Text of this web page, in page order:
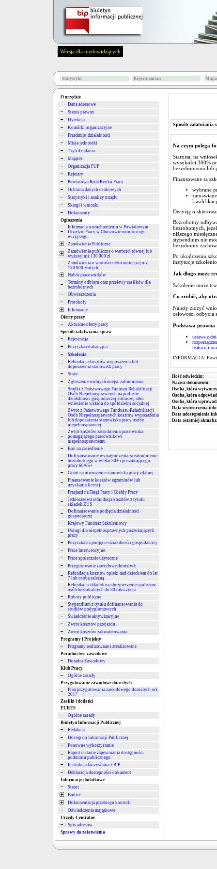
Wersja dla niedowidzących
Statystyki Rejestr zmian
O urzędzie
Dane adresowe
Status prawny
Dyrekcja
Komórki organizacyjne
Przedmiot działalności
Misja jednostki
Tryb działania
Majątek
Organizacja PUP
Rejestry
Powiatowa Rada Rynku Pracy
Ochrona danych osobowych
Statystyki i analizy urzędu
Skargi i wnioski
Dokumenty
Ogłoszenia
Informacja o uruchomieniu w Powiatowym
Urzędzie Pracy w Chorzowie monitoringu
wizyjnego.
Zamówienia Publiczne
Zamówienia publiczne o wartości równej lub
wyższej niż 130 000 zł
Zamówienia o wartości netto mniejszej niż
130.000 złotych
Nabór pracowników
Terminy odbioru oraz przelewy zasiłków dla
bezrobotnych
Obwieszczenia
Protokoły
Informacje
Oferty pracy
Aktualne oferty pracy
Sposób załatwiania spraw
Rejestracja
Pożyczka edukacyjna
Szkolenia
Refundacja kosztów wyposażenia lub
doposażenia stanowisk pracy
Staże
Zgłoszenie wolnych miejsc zatrudnienia
Środki z Państwowego Funuszu Rehabilitacji
Osób Niepełnosprawnych na podjęcie
działalnosci gospodarczej, rolniczej albo
wniesienie wkładu do spółdzielni socjalnej
Zwrot z Państwowego Funduszu Rehabilitacji
Osób Niepełnosprawnych kosztów wyposażenia
lub doposażenia stanowiska pracy osoby
niepełnosprawnej
Zwrot kosztów zatrudnienia pracownika
pomagającego pracownikowi
niepełnosprawnemu
Bon na zasiedlenie
Dofinansowanie wynagrodzenia za zatrudnienie
bezrobotnego w wieku 50+ i poszukującego
pracy 60/65+
Grant na utworzenie stanowiska pracy zdalnej
Finansowanie kosztów egzaminów lub
uzyskania licencji
Przejazd na Targi Pracy i Giełdy Pracy
Jednorazowa refundacja kosztów z tytułu
składek ZUS
Dofinansowanie podjęcia działalności
gospodarczej
Krajowy Fundusz Szkoleniowy
Usługi dla niepełnosprawnych poszukujących
pracy
Pożyczka na podjęcie działalności gospodarczej
Prace Interwencyjne
Prace społecznie użyteczne
Przygotowanie zawodowe dorosłych
Refundacja kosztów opieki nad dzieckiem do lat
7 lub osobą zależną
Refundacja składek na ubezpieczenie społeczne
osób bezrobotnych do 30 roku życia
Roboty publiczne
Stypendium z tytułu dofinansowania do
studiów podyplomowych
Świadczenie aktywizacyjne
Zwrot kosztów przejazdu
Zwrot kosztów zakwaterowania
Programy i Projekty
Programy realizowane i zrealizowane
Poradnictwo zawodowe
Doradca Zawodowy
Klub Pracy
Ogólne zasady
Przygotowanie zawodowe dorosłych
Plan przygotowania zawodowego dorosłych rok
2017
Zasiłki i dodatki
EURES
Ogólne zasady
Biuletyn Informacji Publicznej
Redakcja
Dostęp do Informacji Publicznej
Ponowne wykorzystanie
Raport o stanie zapewniania dostępności
podmiotu publicznego
Instrukcja korzystania z BIP
Deklaracja dostępności dokument
Informacje dodatkowe
Statut
Budżet
Dokumentacja przebiegu kontroli
Oświadczenia majątkowe
Urzędy Centralne
Spis adresów
Sprawy do załatwienia
Sposób załatwiania
Na czym polega
Starosta, na
wysokości 300%
bezrobotnemu lub
Finansowane są
wybrane
Decyzję o
Bezrobotny
bezrobotnych,
niższego
stypendium nie
bezrobotny
Po ukończeniu
instytucję
Jak długo może
Szkolenie może
Co zrobić, aby
Należy złożyć
celowości odbycia
Podstawa prawna
ustawa z
realizacji
INFORMACJA:
Ilość odwiedzin:
Nazwa dokumentu:
Osoba, która
Osoba, która
Osoba, która
Data wytworzenia
Data udostępnienia
Data ostatniej